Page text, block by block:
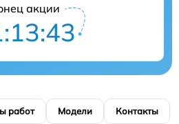
акции
работ Модели Контакты